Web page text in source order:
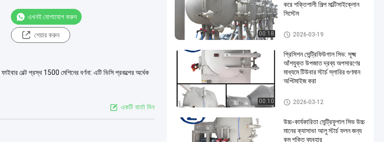
এখনই যোগাযোগ করুন
শেয়ার করুন
বেল্ট প্রস্থ 1500 মেশিনের বর্ণনা: এটি ভিসি প্রকল্পের অর্ধেক
একটি বার্তা দিন
00:18
করে শক্তিশালী শিল্প মাল্টিসাইক্লোন
সিস্টেম
কাসাভা স্টার্চ প্রসেসিং মেশিন
2026-03-19
00:10
প্রিসিশন সেন্ট্রিফিউগাল সিভ: সূক্ষ্ম
আঁশযুক্ত উপজাত দ্রব্য অপসারণের
মাধ্যমে টিউবার স্টার্চ স্লারির গুণমান
অপ্টিমাইজ করা
কাসাভা স্টার্চ প্রসেসিং মেশিন
2026-03-12
উচ্চ-কার্যকারিতা সেন্ট্রিফুগাল সিভ উচ্চ
মানের ক্যাসাভা আলু স্টার্চ ফলন জন্য
কম শক্তি ব্যবহার